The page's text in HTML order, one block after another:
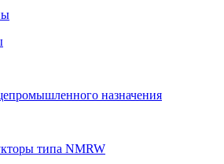
назначения
типа NMRW